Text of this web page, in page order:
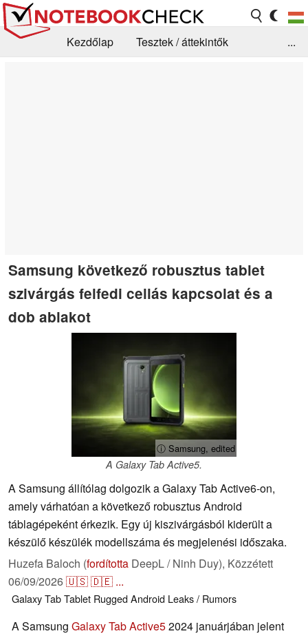
Kezdőlap
Tesztek / áttekintők
...
Samsung következő robusztus tablet
szivárgás felfedi cellás kapcsolat és a
dob ablakot
ⓘ Samsung, edited
A Galaxy Tab Active5.
A Samsung állítólag dolgozik a Galaxy Tab Active6-on,
amely várhatóan a következő robusztus Android
táblagépeként érkezik. Egy új kiszivárgásból kiderült a
készülő készülék modellszáma és megjelenési időszaka.
Huzefa Baloch (fordította DeepL / Ninh Duy), Közzétett
06/09/2026🇺🇸🇩🇪 ...
Galaxy TabTablet RuggedAndroid Leaks / Rumors
A Samsung Galaxy Tab Active52024 januárjában jelent